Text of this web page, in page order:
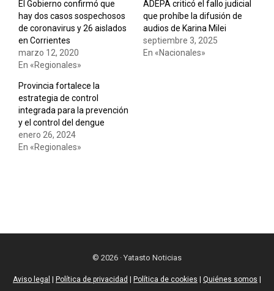
El Gobierno confirmó que
hay dos casos sospechosos
de coronavirus y 26 aislados
en Corrientes
marzo 12, 2020
En «Regionales»
ADEPA criticó el fallo judicial
que prohíbe la difusión de
audios de Karina Milei
septiembre 3, 2025
En «Nacionales»
Provincia fortalece la
estrategia de control
integrada para la prevención
y el control del dengue
enero 26, 2024
En «Regionales»
© 2026 · Yatasto Noticias
Aviso legal Política de privacidad Política de cookies Quiénes somos